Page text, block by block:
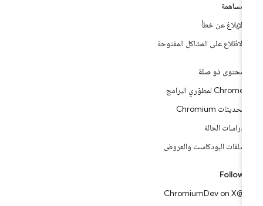
مساهمة
الإبلاغ عن خطأ
الاطّلاع على المشاكل المفتوحة
محتوى ذو صلة
Chrome لمطوّري البرامج
تحديثات Chromium
دراسات الحالة
ملفات البودكاست والعروض
Follow